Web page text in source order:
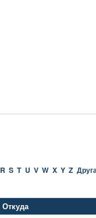
R S T U V W X Y Z
Откуда